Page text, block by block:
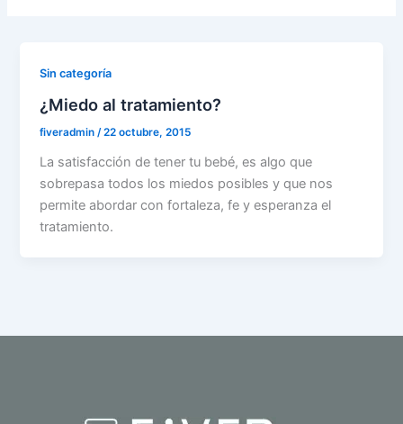
Sin categoría
¿Miedo al tratamiento?
fiveradmin/22 octubre, 2015
La satisfacción de tener tu bebé, es algo que
sobrepasa todos los miedos posibles y que nos
permite abordar con fortaleza, fe y esperanza el
tratamiento.